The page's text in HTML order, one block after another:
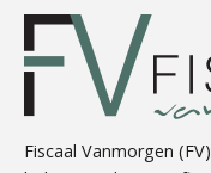
Fiscaal Vanmorgen